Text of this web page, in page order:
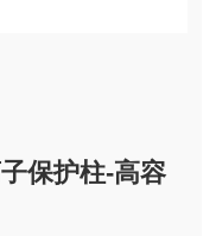
保护柱-高容